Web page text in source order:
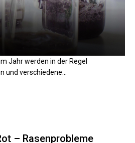
Jahr werden in der Regel
verschiedene...
– Rasenprobleme